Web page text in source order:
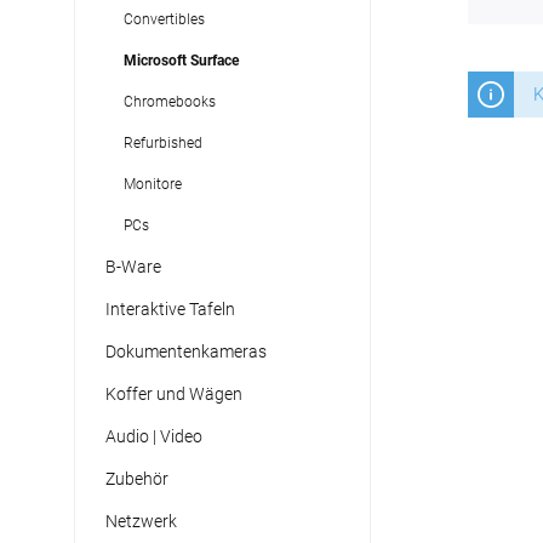
Convertibles
Microsoft Surface
Chromebooks
Refurbished
Monitore
PCs
B-Ware
Interaktive Tafeln
Dokumentenkameras
Koffer und Wägen
Audio | Video
Zubehör
Netzwerk